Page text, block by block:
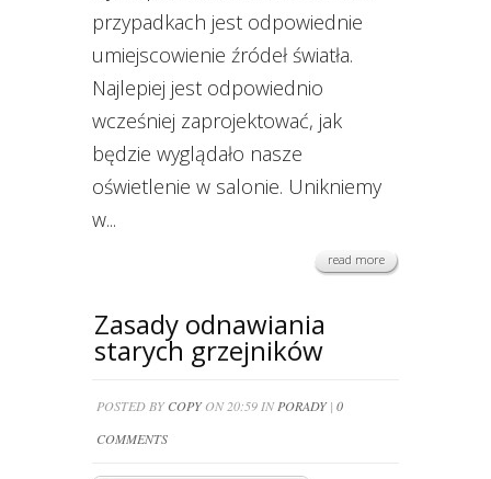
przypadkach jest odpowiednie
umiejscowienie źródeł światła.
Najlepiej jest odpowiednio
wcześniej zaprojektować, jak
będzie wyglądało nasze
oświetlenie w salonie. Unikniemy
w...
read more
Zasady odnawiania
starych grzejników
POSTED BY COPYON 20:59 INPORADY| 0
COMMENTS